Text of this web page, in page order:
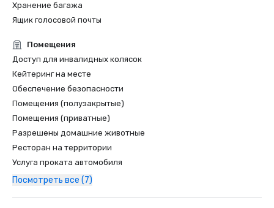
Хранение багажа
Ящик голосовой почты
Помещения
Доступ для инвалидных колясок
Кейтеринг на месте
Обеспечение безопасности
Помещения (полузакрытые)
Помещения (приватные)
Разрешены домашние животные
Ресторан на территории
Услуга проката автомобиля
Посмотреть все (7)